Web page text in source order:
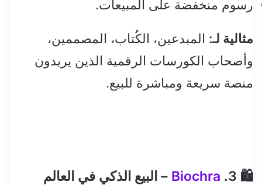
رسوم منخفضة على المبيعات.
مثالية لـ: المبدعين، الكُتاب، المصممين،
وأصحاب الكورسات الرقمية الذين يريدون
منصة سريعة ومباشرة للبيع.
🛍️ 3.
Biochra – البيع الذكي في العالم